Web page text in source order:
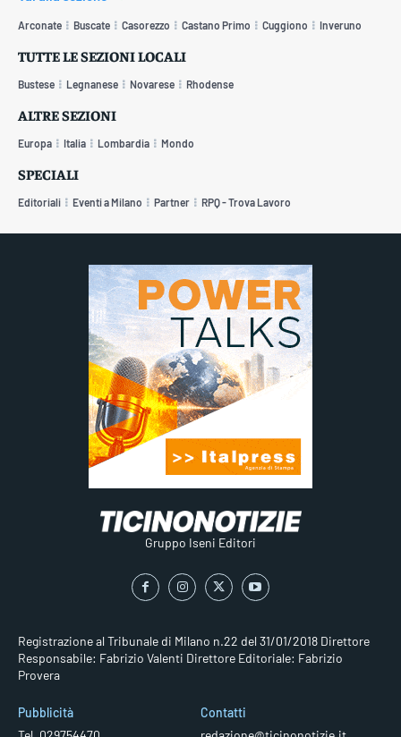
Arconate Buscate Casorezzo Castano Primo Cuggiono Inveruno
TUTTE LE SEZIONI LOCALI
Bustese Legnanese Novarese Rhodense
ALTRE SEZIONI
Europa Italia Lombardia Mondo
SPECIALI
Editoriali Eventi a Milano Partner RPQ - Trova Lavoro
Gruppo Iseni Editori
Registrazione al Tribunale di Milano n.22 del 31/01/2018 Direttore
Responsabile: Fabrizio Valenti Direttore Editoriale: Fabrizio
Provera
Pubblicità
Contatti